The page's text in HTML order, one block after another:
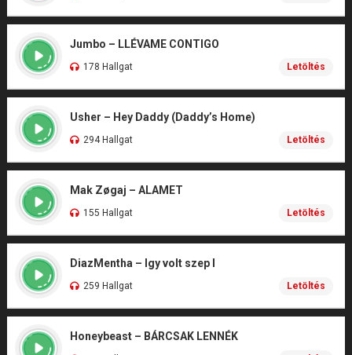
Jumbo – LLÉVAME CONTIGO
178 Hallgat Letöltés
Usher – Hey Daddy (Daddy’s Home)
294 Hallgat Letöltés
Mak Zøgaj – ALAMET
155 Hallgat Letöltés
DiazMentha – Igy volt szep I
259 Hallgat Letöltés
Honeybeast – BÁRCSAK LENNÉK